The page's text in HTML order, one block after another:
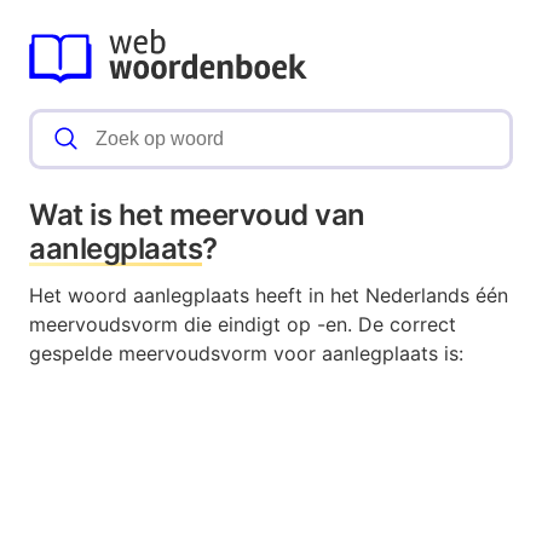
Wat is het meervoud van
aanlegplaats?
Het woord aanlegplaats heeft in het Nederlands één
meervoudsvorm die eindigt op -en. De correct
gespelde meervoudsvorm voor aanlegplaats is: